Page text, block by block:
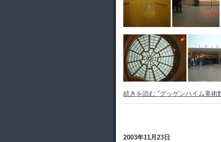
続きを読む "グッゲンハイム美術
2003年11月23日